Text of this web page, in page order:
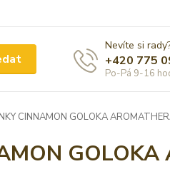
Nevíte si
+420 775
Po-Pá 9-16
CINNAMON GOLOKA